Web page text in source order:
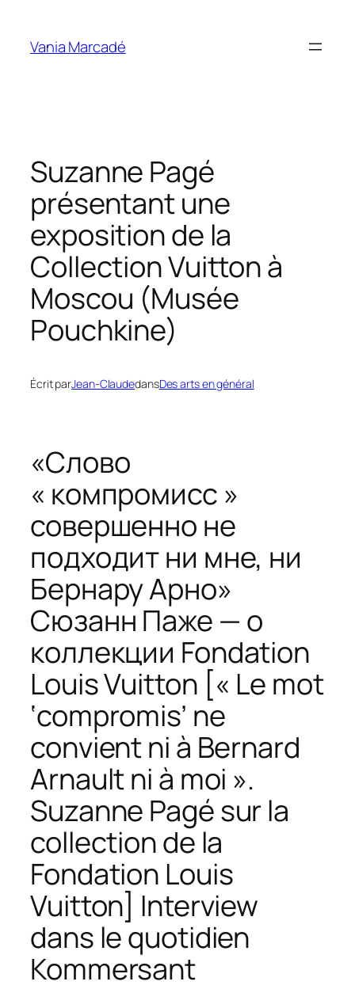
contenu
Vania Marcadé
Suzanne Pagé
présentant une
exposition de la
Collection Vuitton à
Moscou (Musée
Pouchkine)
Écrit parJean-ClaudedansDes arts en général
«Слово
« компромисс »
совершенно не
подходит ни мне, ни
Бернару Арно»
Сюзанн Паже — о
коллекции Fondation
Louis Vuitton [« Le mot
‘compromis’ ne
convient ni à Bernard
Arnault ni à moi ».
Suzanne Pagé sur la
collection de la
Fondation Louis
Vuitton] Interview
dans le quotidien
Kommersant